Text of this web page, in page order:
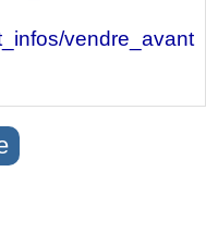
vendre_avant